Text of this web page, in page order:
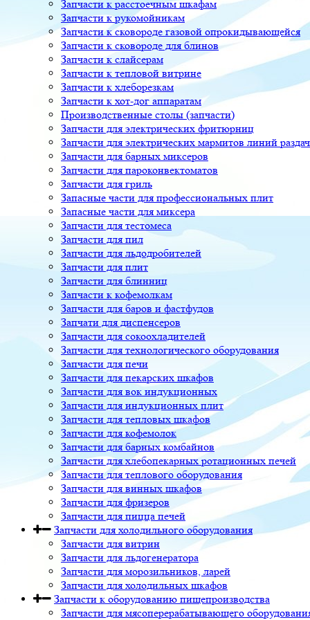
Запчасти к расстоечным шкафам
Запчасти к рукомойникам
Запчасти к сковороде газовой опрокидывающейся
Запчасти к сковороде для блинов
Запчасти к слайсерам
Запчасти к тепловой витрине
Запчасти к хлеборезкам
Запчасти к хот-дог аппаратам
Производственные столы (запчасти)
Запчасти для электрических фритюрниц
Запчасти для электрических мармитов линий
Запчасти для барных миксеров
Запчасти для пароконвектоматов
Запчасти для гриль
Запасные части для профессиональных плит
Запасные части для миксера
Запчасти для тестомеса
Запчасти для пил
Запчасти для льдодробителей
Запчасти для плит
Запчасти для блинниц
Запчасти к кофемолкам
Запчасти для баров и фастфудов
Запчати для диспенсеров
Запчасти для сокоохладителей
Запчасти для технологического оборудования
Запчасти для печи
Запчасти для пекарских шкафов
Запчасти для вок индукционных
Запчасти для индукционных плит
Запчасти для тепловых шкафов
Запчасти для кофемолок
Запчасти для барных комбайнов
Запчасти для хлебопекарных ротационных печей
Запчасти для теплового оборудования
Запчасти для винных шкафов
Запчасти для фризеров
Запчасти для пицца печей
Запчасти для холодильного оборудования
Запчасти для витрин
Запчасти для льдогенератора
Запчасти для морозильников, ларей
Запчасти для холодильных шкафов
Запчасти к оборудованию пищепроизводства
Запчасти для мясоперерабатывающего